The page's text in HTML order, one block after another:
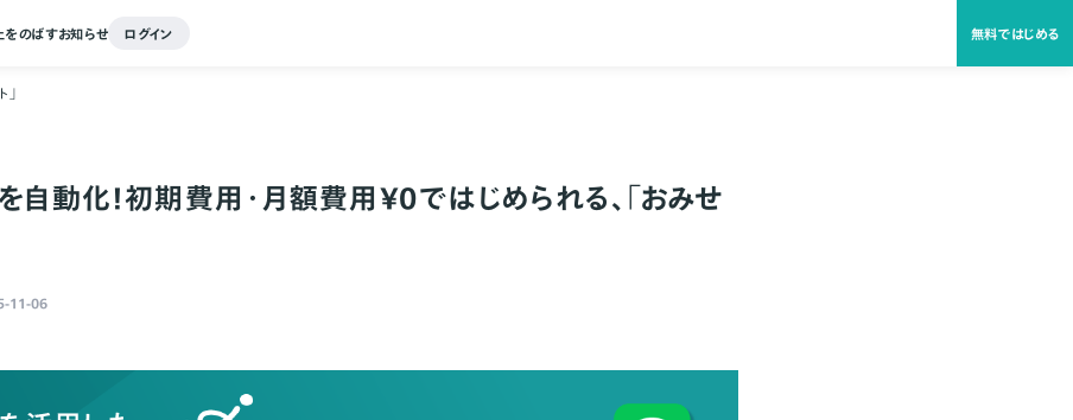
をのばすお知らせ ログイン 無料ではじめる
」
自動化！初期費用・月額費用￥0ではじめられる、「おみせ
11-06